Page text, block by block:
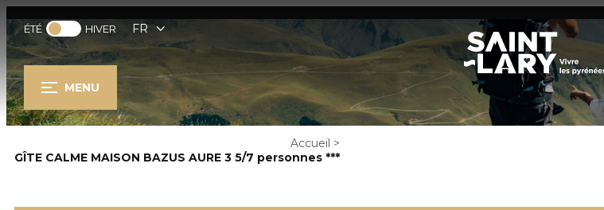
ÉTÉ HIVER FR
MENU
Accueil >
GÎTE CALME MAISON BAZUS AURE 3 5/7 personnes ***